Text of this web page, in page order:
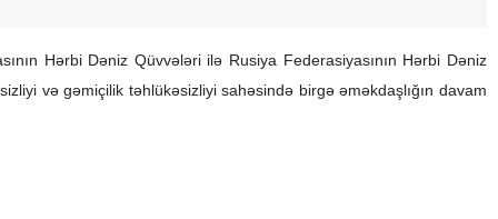
Hərbi Dəniz Qüvvələri ilə Rusiya Federasiyasının Hərbi Dəniz
və gəmiçilik təhlükəsizliyi sahəsində birgə əməkdaşlığın davam